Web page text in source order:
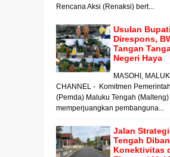
Rencana Aksi (Renaksi) bert...
Usulan
Direspons,
Tangan
Negeri Haya
MASOHI,
CHANNEL - Komitmen
(Pemda) Maluku Tengah
memperjuangkan pembanguna...
Jalan
Tengah
Konektivitas